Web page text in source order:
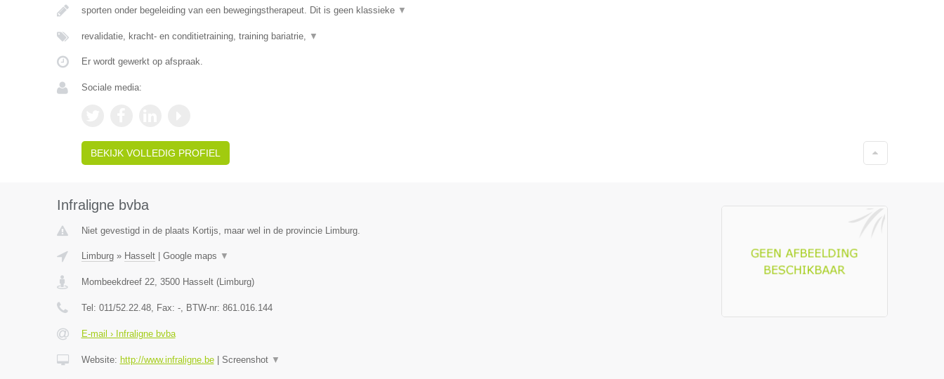
sporten onder begeleiding van een bewegingstherapeut. Dit is geen klassieke ▼
revalidatie, kracht- en conditietraining, training bariatrie, ▼
Er wordt gewerkt op afspraak.
Sociale media:
BEKIJK VOLLEDIG PROFIEL
Infraligne bvba
Niet gevestigd in de plaats Kortijs, maar wel in de provincie Limburg.
Limburg» Hasselt| Google maps ▼
Mombeekdreef 22, 3500 Hasselt(Limburg)
Tel: 011/52.22.48, Fax: -, BTW-nr: 861.016.144
E-mail › Infraligne bvba
Website: http://www.infraligne.be| Screenshot ▼